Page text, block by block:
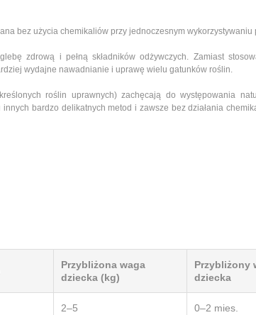
bez użycia chemikaliów przy jednoczesnym wykorzystywaniu
zdrową i pełną składników odżywczych. Zamiast
wydajne nawadnianie i uprawę wielu gatunków roślin.
roślin uprawnych) zachęcają do występowania
bardzo delikatnych metod i zawsze bez działania
Przybliżona waga
dziecka (kg)
Przybliżony
dziecka
2–5 0–2 mies.